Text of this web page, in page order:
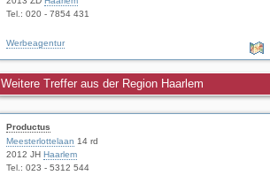
Tel.: 020 - 7854 431
Werbeagentur
Weitere Treffer aus der Region Haarlem
Productus
Meesterlottelaan 14 rd
2012 JH Haarlem
Tel.: 023 - 5312 544